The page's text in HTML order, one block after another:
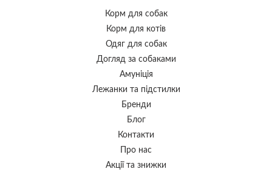
Корм для собак
Корм для котів
Одяг для собак
Догляд за собаками
Амуніція
Лежанки та підстилки
Бренди
Блог
Контакти
Про нас
Акції та знижки